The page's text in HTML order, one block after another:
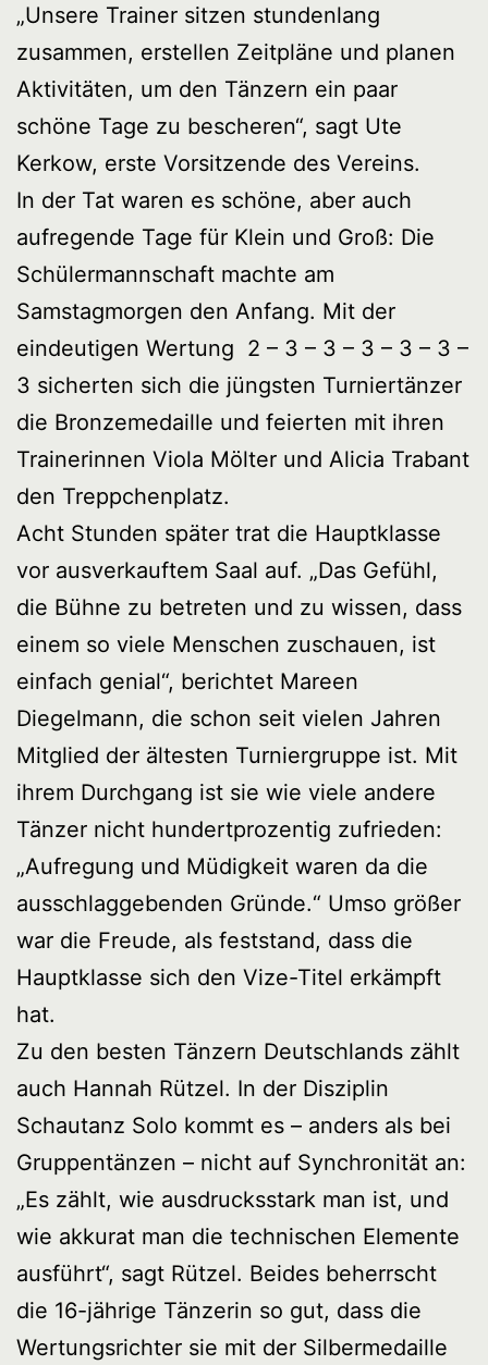
„Unsere Trainer sitzen stundenlang
zusammen, erstellen Zeitpläne und planen
Aktivitäten, um den Tänzern ein paar
schöne Tage zu bescheren“, sagt Ute
Kerkow, erste Vorsitzende des Vereins.
In der Tat waren es schöne, aber auch
aufregende Tage für Klein und Groß: Die
Schülermannschaft machte am
Samstagmorgen den Anfang. Mit der
eindeutigen Wertung 2 – 3 – 3 – 3 – 3 – 3 –
3 sicherten sich die jüngsten Turniertänzer
die Bronzemedaille und feierten mit ihren
Trainerinnen Viola Mölter und Alicia Trabant
den Treppchenplatz.
Acht Stunden später trat die Hauptklasse
vor ausverkauftem Saal auf. „Das Gefühl,
die Bühne zu betreten und zu wissen, dass
einem so viele Menschen zuschauen, ist
einfach genial“, berichtet Mareen
Diegelmann, die schon seit vielen Jahren
Mitglied der ältesten Turniergruppe ist. Mit
ihrem Durchgang ist sie wie viele andere
Tänzer nicht hundertprozentig zufrieden:
„Aufregung und Müdigkeit waren da die
ausschlaggebenden Gründe.“ Umso größer
war die Freude, als feststand, dass die
Hauptklasse sich den Vize-Titel erkämpft
hat.
Zu den besten Tänzern Deutschlands zählt
auch Hannah Rützel. In der Disziplin
Schautanz Solo kommt es – anders als bei
Gruppentänzen – nicht auf Synchronität an:
„Es zählt, wie ausdrucksstark man ist, und
wie akkurat man die technischen Elemente
ausführt“, sagt Rützel. Beides beherrscht
die 16-jährige Tänzerin so gut, dass die
Wertungsrichter sie mit der Silbermedaille